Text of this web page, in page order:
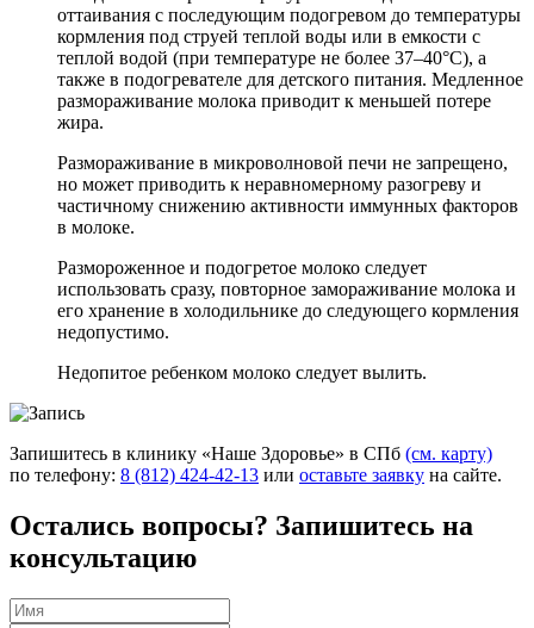
оттаивания с последующим подогревом до температуры
кормления под струей теплой воды или в емкости с
теплой водой (при температуре не более 37–40°C), а
также в подогревателе для детского питания. Медленное
размораживание молока приводит к меньшей потере
жира.
Размораживание в микроволновой печи не запрещено,
но может приводить к неравномерному разогреву и
частичному снижению активности иммунных факторов
в молоке.
Размороженное и подогретое молоко следует
использовать сразу, повторное замораживание молока и
его хранение в холодильнике до следующего кормления
недопустимо.
Недопитое ребенком молоко следует вылить.
Запишитесь в клинику «Наше Здоровье» в СПб (см. карту)
по телефону: 8 (812) 424-42-13 или оставьте заявку на сайте.
Остались вопросы? Запишитесь на
консультацию